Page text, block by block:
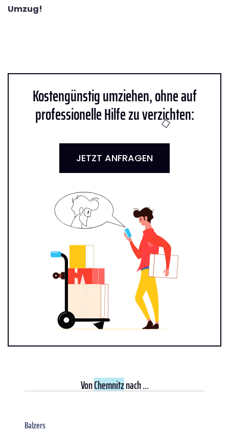
Umzug!
Kostengünstig umziehen, ohne auf
professionelle Hilfe zu verzichten:
JETZT ANFRAGEN
VonChemnitznach ...
Balzers